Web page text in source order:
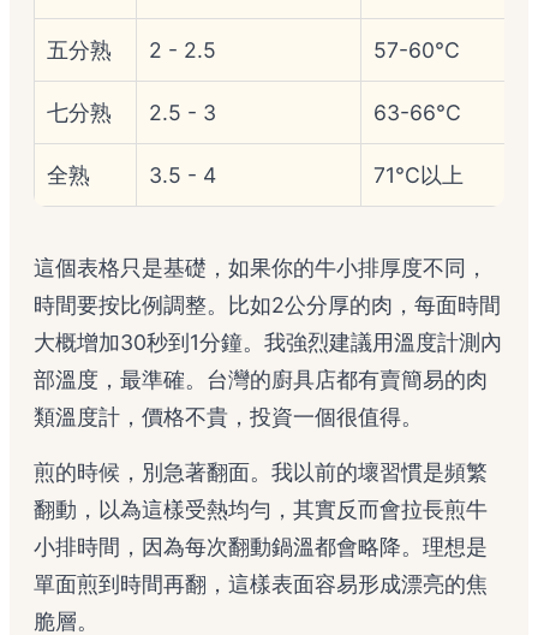
五分熟 2 - 2.5 57-60°C
七分熟 2.5 - 3 63-66°C
全熟 3.5 - 4 71°C以上
這個表格只是基礎，如果你的牛小排厚度不同，
時間要按比例調整。比如2公分厚的肉，每面時間
大概增加30秒到1分鐘。我強烈建議用溫度計測內
部溫度，最準確。台灣的廚具店都有賣簡易的肉
類溫度計，價格不貴，投資一個很值得。
煎的時候，別急著翻面。我以前的壞習慣是頻繁
翻動，以為這樣受熱均勻，其實反而會拉長煎牛
小排時間，因為每次翻動鍋溫都會略降。理想是
單面煎到時間再翻，這樣表面容易形成漂亮的焦
脆層。